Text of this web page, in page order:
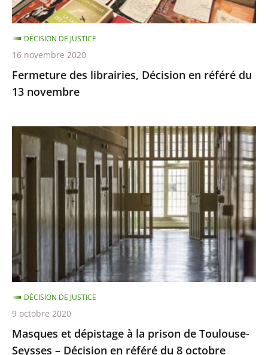
novembre
Fermeture des librairies, Décision en référé du
13 novembre
DÉCISION DE JUSTICE
16 novembre 2020
Masques
la
prison
de
Toulouse-
Seysses
–
Décision
en
référé
du
Masques et dépistage à la prison de Toulouse-
Seysses – Décision en référé du 8 octobre
DÉCISION DE JUSTICE
9 octobre 2020